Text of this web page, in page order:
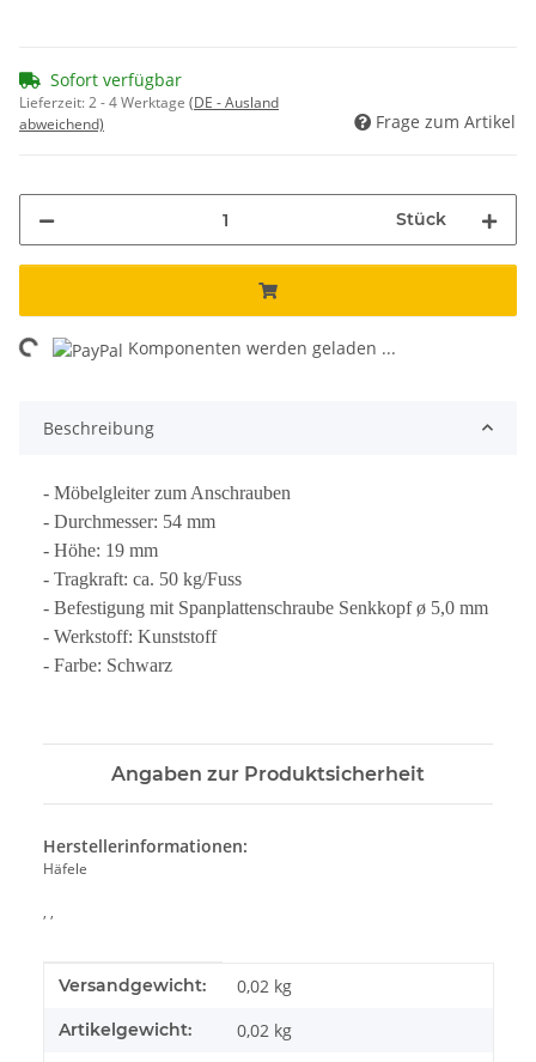
Sofort verfügbar
Lieferzeit:2 - 4 Werktage (DE - Ausland
abweichend)
Frage zum Artikel
Stück
Komponenten werden geladen ...
Beschreibung
- Möbelgleiter zum Anschrauben
- Durchmesser: 54 mm
- Höhe: 19 mm
- Tragkraft: ca. 50 kg/Fuss
- Befestigung mit Spanplattenschraube Senkkopf ø 5,0 mm
- Werkstoff: Kunststoff
- Farbe: Schwarz
Angaben zur Produktsicherheit
Herstellerinformationen:
Häfele
, ,
Produkteigenschaft
Wert
Versandgewicht: 0,02 kg
Artikelgewicht: 0,02 kg